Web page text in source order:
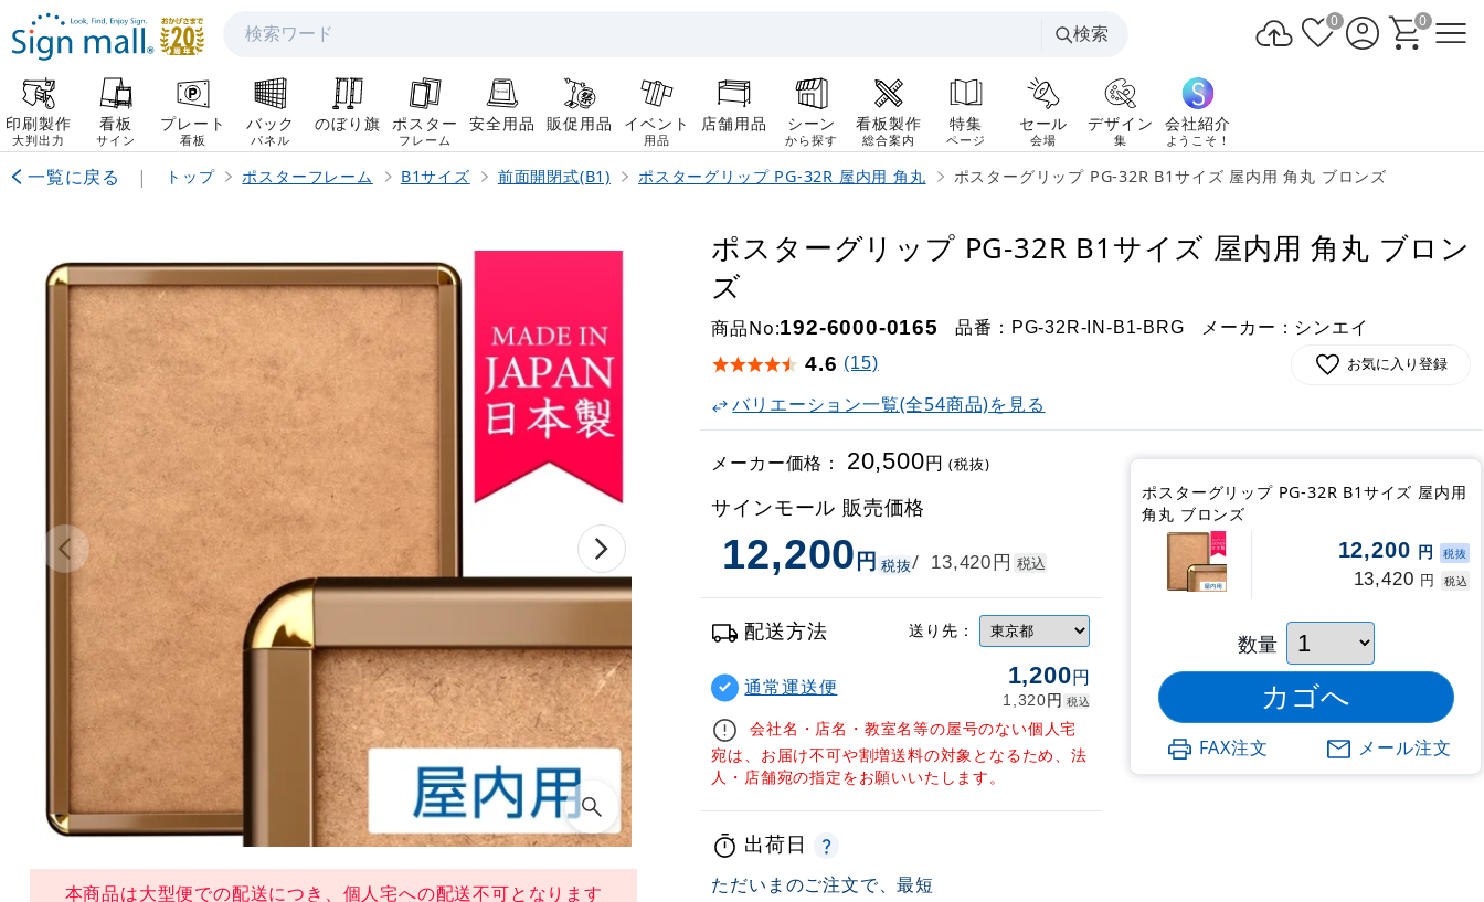
検索
検索
0 0
印刷製作
大判出力
看板
サイン
プレート
看板
バック
パネル
のぼり旗 ポスター
フレーム
安全用品 販促用品 イベント
用品
店舗用品 シーン
から探す
看板製作
総合案内
特集
ページ
セール
会場
デザイン
集
会社紹介
ようこそ！
一覧に戻る | トップ ポスターフレーム B1サイズ 前面開閉式(B1) ポスターグリップ PG-32R 屋内用 角丸 ポスターグリップ PG-32R B1サイズ 屋内用 角丸 ブロンズ
本商品は大型便での配送につき、個人宅への配送不可となります
ポスターグリップ PG-32R B1サイズ 屋内用 角丸 ブロン
ズ
商品No:192-6000-0165 品番： PG-32R-IN-B1-BRG メーカー：シンエイ
4.6 (15) お気に入り登録
バリエーション一覧(全54商品)を見る
メーカー価格： 20,500円(税抜)
サインモール 販売価格
12,200円 税抜/ 13,420円 税込
配送方法 送り先：
通常運送便 1,200円
1,320円 税込
会社名・店名・教室名等の屋号のない個人宅
宛は、お届け不可や割増送料の対象となるため、法
人・店舗宛の指定をお願いいたします。
出荷日
ただいまのご注文で、最短
ポスターグリップ PG-32R B1サイズ 屋内用
角丸 ブロンズ
12,200 円 税抜
13,420 円 税込
数量
FAX注文 メール注文